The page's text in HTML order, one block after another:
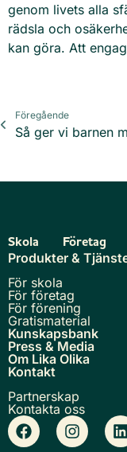
genom livets alla
rädsla och
kan göra. Att
Föregående
Skola Företag
Produkter &
För skola
För företag
För förening
Gratismaterial
Kunskapsbank
Press & Media
Om Lika Olika
Kontakt
Partnerskap
Kontakta oss